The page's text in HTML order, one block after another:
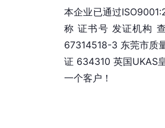
本企业已通过
称 证书号 发证机构
67314518-3 东莞市质
证 634310 英国UKAS
一个客户！